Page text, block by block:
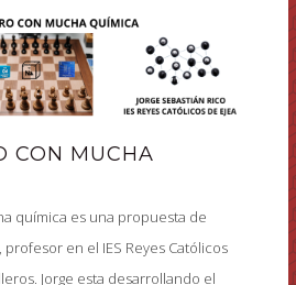
CON MUCHA
química es una propuesta de
profesor en el IES Reyes Católicos
Jorge esta desarrollando el